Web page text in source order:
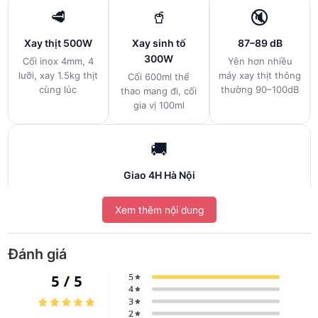
🥩
Xay thịt 500W
Cối inox 4mm, 4
lưỡi, xay 1.5kg thịt
cùng lúc
🥤
Xay sinh tố
300W
Cối 600ml thể
thao mang đi, cối
gia vị 100ml
🔇
87–89 dB
Yên hơn nhiều
máy xay thịt thông
thường 90–100dB
🚚
Giao 4H Hà Nội
thịt, máy xay sinh tố và máy xay gia vị — tốn tiền, tốn chỗ và
tốn điện riêng mỗi lần dùng. KUSCHELN KBD24-3P gộp cả
3 vào một thân máy với 2 động cơ đồng nguyên chất riêng
biệt: động cơ 500W chuyên xay thịt (không dùng chung
Xem thêm nội dung
Đánh giá